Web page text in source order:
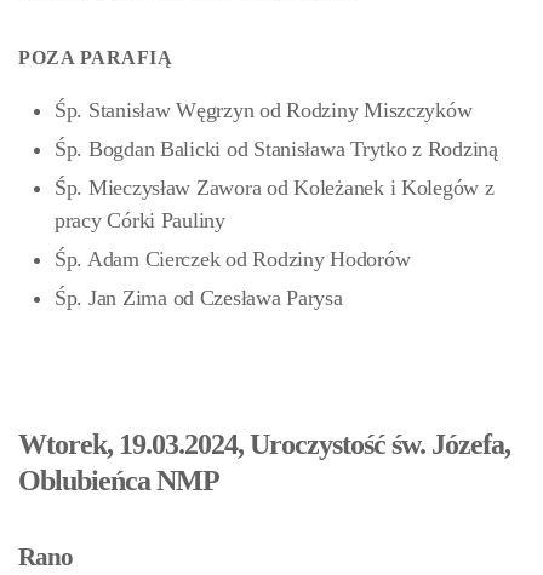
POZA PARAFIĄ
Śp. Stanisław Węgrzyn od Rodziny Miszczyków
Śp. Bogdan Balicki od Stanisława Trytko z Rodziną
Śp. Mieczysław Zawora od Koleżanek i Kolegów z
pracy Córki Pauliny
Śp. Adam Cierczek od Rodziny Hodorów
Śp. Jan Zima od Czesława Parysa
Wtorek, 19.03.2024, Uroczystość św. Józefa,
Oblubieńca NMP
Rano